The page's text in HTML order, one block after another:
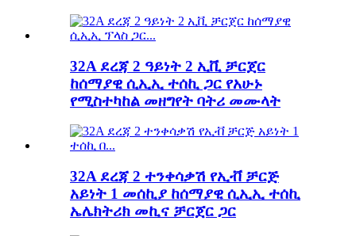
32A ደረጃ 2 ዓይነት 2 ኢቪ ቻርጀር
ከሰማያዊ ሲኢኢ ተሰኪ ጋር የአሁኑ
የሚስተካከል መዘግየት ባትሪ መሙላት
32A ደረጃ 2 ተንቀሳቃሽ የኢቭ ቻርጅ
አይነት 1 መሰኪያ ከሰማያዊ ሲኢኢ ተሰኪ
ኤሌክትሪክ መኪና ቻርጀር ጋር